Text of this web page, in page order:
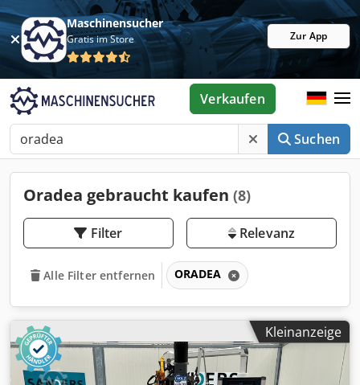
Maschinensucher
Gratis im Store Zur App
Suchen
Verkaufen
Oradea gebraucht kaufen (8)
Filter Relevanz
Alle Filter entfernen ORADEA
Kleinanzeige